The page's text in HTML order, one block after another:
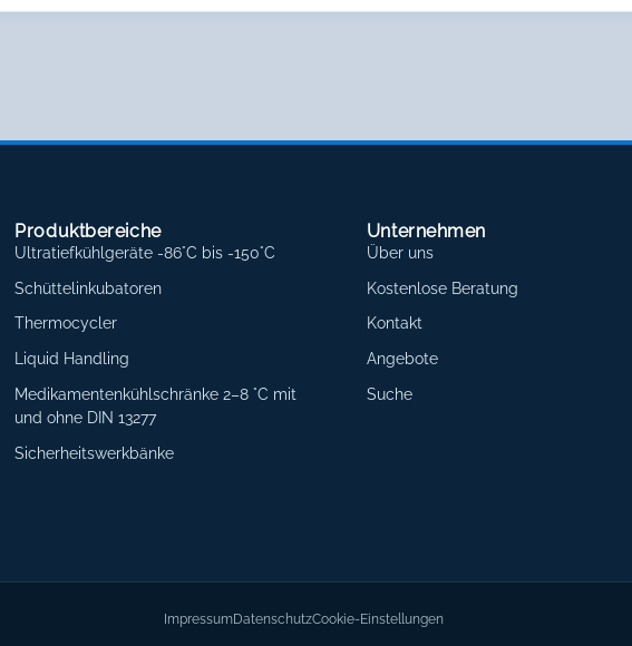
Produktbereiche
Ultratiefkühlgeräte -86°C bis -150°C
Schüttelinkubatoren
Thermocycler
Liquid Handling
Medikamentenkühlschränke 2–8 °C mit
und ohne DIN 13277
Sicherheitswerkbänke
Unternehmen
Über uns
Kostenlose Beratung
Kontakt
Angebote
Suche
ImpressumDatenschutzCookie-Einstellungen